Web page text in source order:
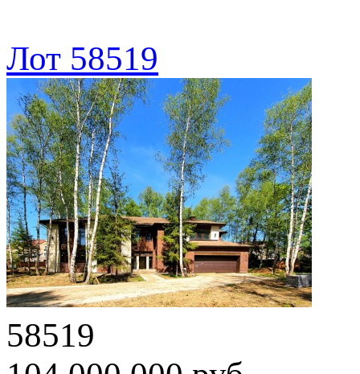
Лот 58519
58519